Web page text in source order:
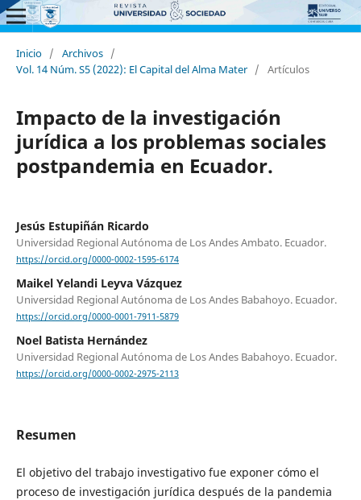
Inicio / Archivos /
Vol. 14 Núm. S5 (2022): El Capital del Alma Mater / Artículos
Impacto de la investigación
jurídica a los problemas sociales
postpandemia en Ecuador.
Jesús Estupiñán Ricardo
Universidad Regional Autónoma de Los Andes Ambato. Ecuador.
https://orcid.org/0000-0002-1595-6174
Maikel Yelandi Leyva Vázquez
Universidad Regional Autónoma de Los Andes Babahoyo. Ecuador.
https://orcid.org/0000-0001-7911-5879
Noel Batista Hernández
Universidad Regional Autónoma de Los Andes Babahoyo. Ecuador.
https://orcid.org/0000-0002-2975-2113
Resumen
El objetivo del trabajo investigativo fue exponer cómo el
proceso de investigación jurídica después de la pandemia